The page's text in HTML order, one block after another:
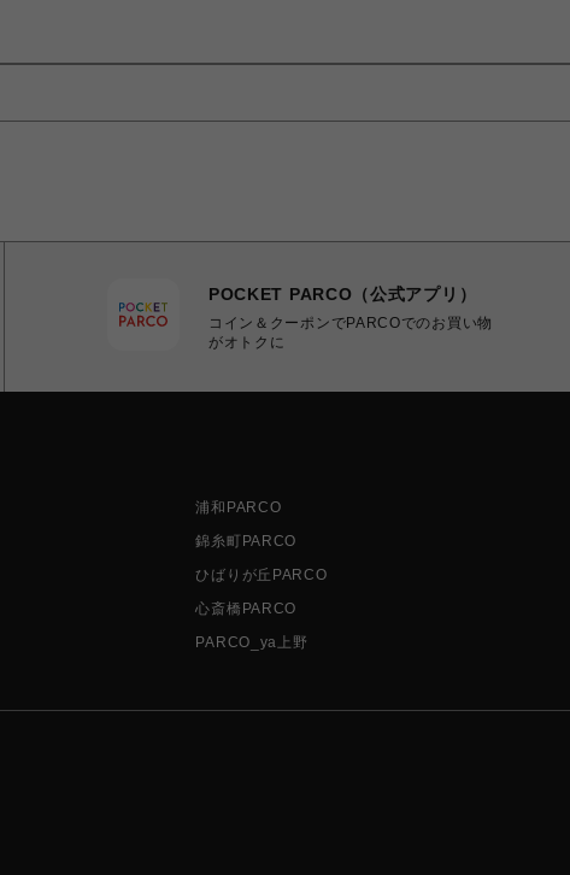
POCKET PARCO（公式アプリ）
コイン＆クーポンでPARCOでのお買い物
がオトクに
浦和PARCO
錦糸町PARCO
ひばりが丘PARCO
心斎橋PARCO
PARCO_ya上野